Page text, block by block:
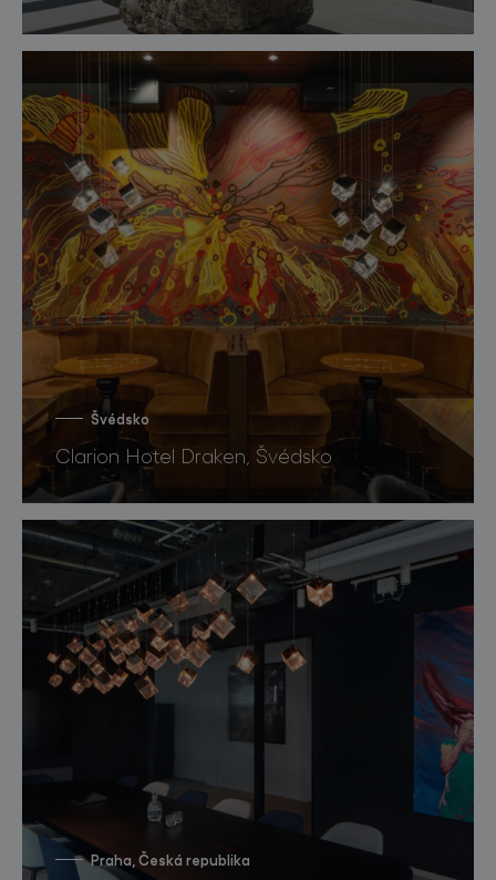
Švédsko
Clarion Hotel Draken, Švédsko
Praha, Česká republika